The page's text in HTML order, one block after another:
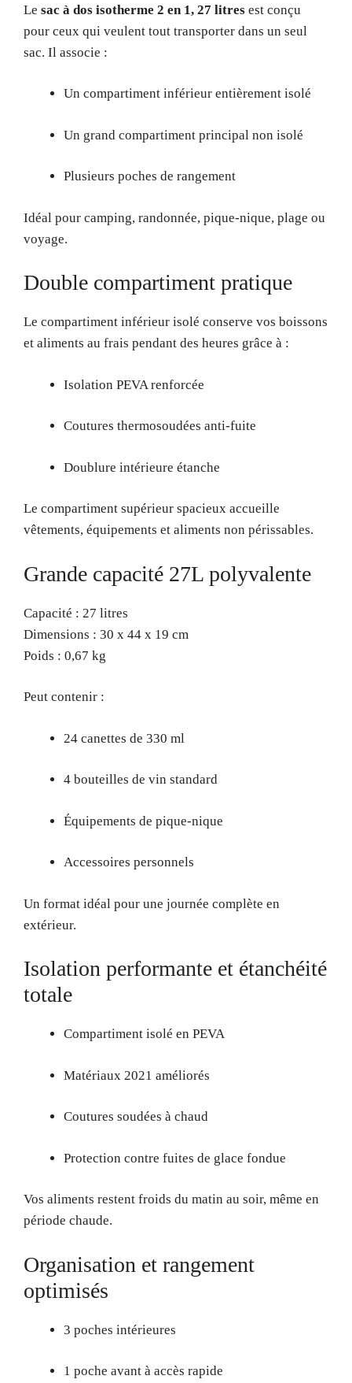
Le sac à dos isotherme 2 en 1, 27 litres est conçu
pour ceux qui veulent tout transporter dans un seul
sac. Il associe :
Un compartiment inférieur entièrement isolé
Un grand compartiment principal non isolé
Plusieurs poches de rangement
Idéal pour camping, randonnée, pique-nique, plage ou
voyage.
Double compartiment pratique
Le compartiment inférieur isolé conserve vos boissons
et aliments au frais pendant des heures grâce à :
Isolation PEVA renforcée
Coutures thermosoudées anti-fuite
Doublure intérieure étanche
Le compartiment supérieur spacieux accueille
vêtements, équipements et aliments non périssables.
Grande capacité 27L polyvalente
Capacité : 27 litres
Dimensions : 30 x 44 x 19 cm
Poids : 0,67 kg
Peut contenir :
24 canettes de 330 ml
4 bouteilles de vin standard
Équipements de pique-nique
Accessoires personnels
Un format idéal pour une journée complète en
extérieur.
Isolation performante et étanchéité
totale
Compartiment isolé en PEVA
Matériaux 2021 améliorés
Coutures soudées à chaud
Protection contre fuites de glace fondue
Vos aliments restent froids du matin au soir, même en
période chaude.
Organisation et rangement
optimisés
3 poches intérieures
1 poche avant à accès rapide